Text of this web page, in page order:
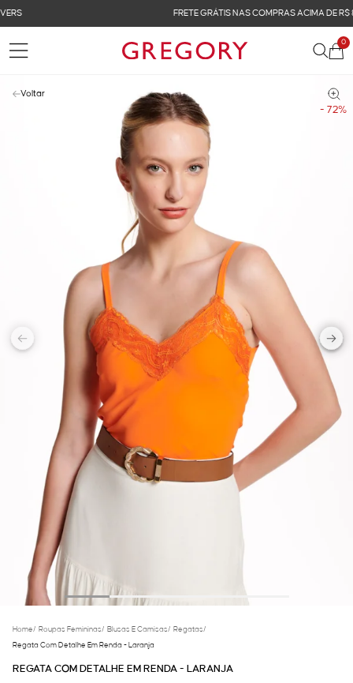
FRETE GRÁTIS NAS COMPRAS ACIMA DE R$ 899
0
- 72%
Voltar
Home/ Roupas Femininas/ Blusas E Camisas/ Regatas/
Regata Com Detalhe Em Renda - Laranja
REGATA COM DETALHE EM RENDA - LARANJA